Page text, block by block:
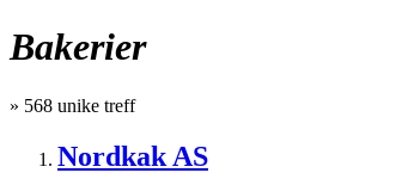
Bakerier
» 568 unike treff
Nordkak AS